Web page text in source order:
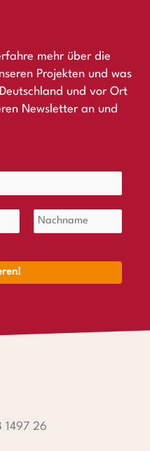
mehr über die
Projekten und was
und vor Ort
Newsletter an und
1497 26